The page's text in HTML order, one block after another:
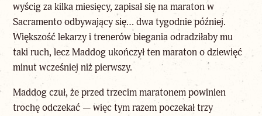
wyścig za kilka miesięcy, zapisał się na maraton w
Sacramento odbywający się… dwa tygodnie później.
Większość lekarzy i trenerów biegania odradziłaby mu
taki ruch, lecz Maddog ukończył ten maraton o dziewięć
minut wcześniej niż pierwszy.
Maddog czuł, że przed trzecim maratonem powinien
trochę odczekać — więc tym razem poczekał trzy